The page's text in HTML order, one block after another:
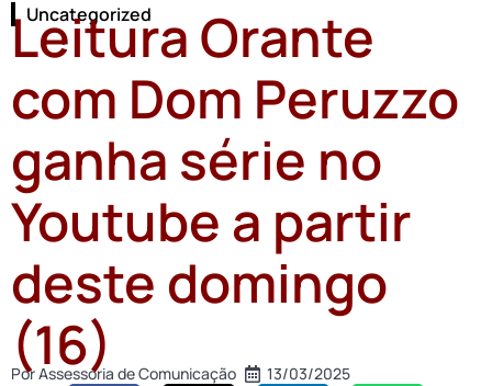
Uncategorized
Leitura Orante
com Dom Peruzzo
ganha série no
Youtube a partir
deste domingo
(16)
PorAssessoria de Comunicação 13/03/2025